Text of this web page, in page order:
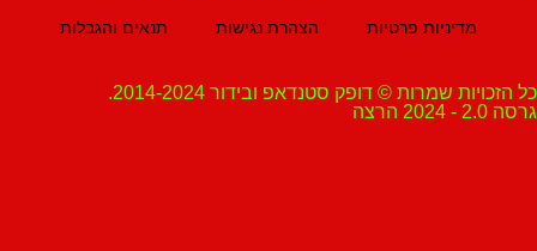
מדיניות פרטיות הצהרת נגישות תנאים והגבלות
שמרות © דופק סטנדאפ ובידור 2014-2024.